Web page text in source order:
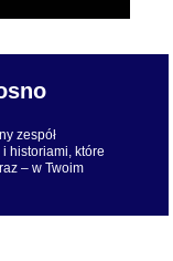
zespół
historiami, które
– w Twoim